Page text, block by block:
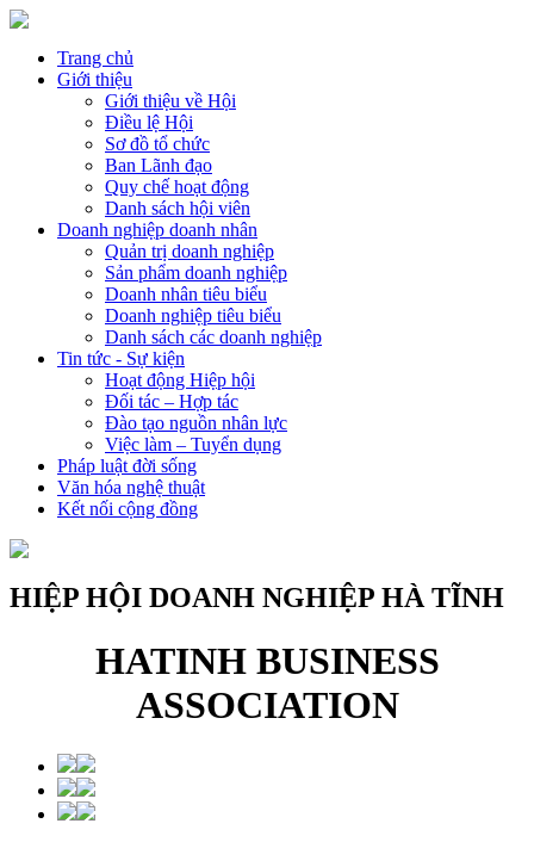
Trang chủ
Giới thiệu
Giới thiệu về Hội
Điều lệ Hội
Sơ đồ tổ chức
Ban Lãnh đạo
Quy chế hoạt động
Danh sách hội viên
Doanh nghiệp doanh nhân
Quản trị doanh nghiệp
Sản phẩm doanh nghiệp
Doanh nhân tiêu biểu
Doanh nghiệp tiêu biểu
Danh sách các doanh nghiệp
Tin tức - Sự kiện
Hoạt động Hiệp hội
Đối tác – Hợp tác
Đào tạo nguồn nhân lực
Việc làm – Tuyển dụng
Pháp luật đời sống
Văn hóa nghệ thuật
Kết nối cộng đồng
HIỆP HỘI DOANH NGHIỆP HÀ TĨNH
HATINH BUSINESS
ASSOCIATION